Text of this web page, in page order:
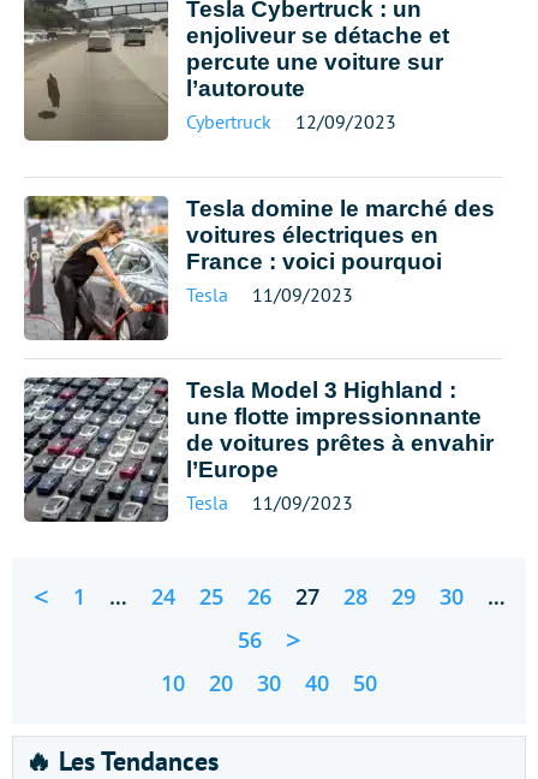
Tesla Cybertruck : un
enjoliveur se détache et
percute une voiture sur
l’autoroute
Cybertruck 12/09/2023
Tesla domine le marché des
voitures électriques en
France : voici pourquoi
Tesla 11/09/2023
Tesla Model 3 Highland :
une flotte impressionnante
de voitures prêtes à envahir
l’Europe
Tesla 11/09/2023
< 1 … 24 25 26 27 28 29 30
…
56
>
10 20 30 40 50
🔥 Les Tendances